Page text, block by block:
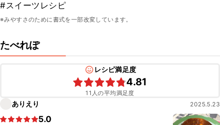
#スイーツレシピ
※みやすさのために書式を一部改変しています。
たべれぽ
レシピ満足度
4.81
11人の平均満足度
ありえり 2025.5.23
5.0